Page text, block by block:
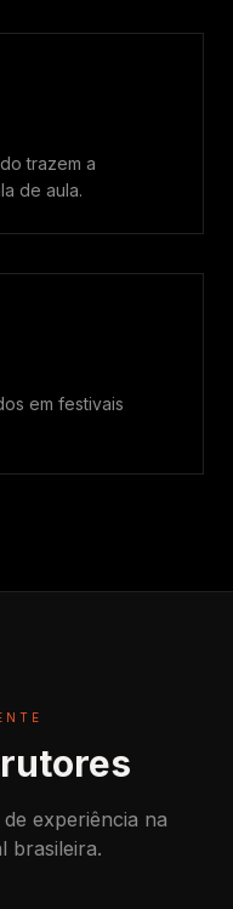
trazem a
de aula.
em festivais
experiência na
brasileira.